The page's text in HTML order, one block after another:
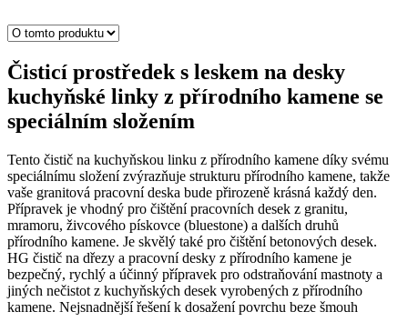
Čisticí prostředek s leskem na desky
kuchyňské linky z přírodního kamene se
speciálním složením
Tento čistič na kuchyňskou linku z přírodního kamene díky svému
speciálnímu složení zvýrazňuje strukturu přírodního kamene, takže
vaše granitová pracovní deska bude přirozeně krásná každý den.
Přípravek je vhodný pro čištění pracovních desek z granitu,
mramoru, živcového pískovce (bluestone) a dalších druhů
přírodního kamene. Je skvělý také pro čištění betonových desek.
HG čistič na dřezy a pracovní desky z přírodního kamene je
bezpečný, rychlý a účinný přípravek pro odstraňování mastnoty a
jiných nečistot z kuchyňských desek vyrobených z přírodního
kamene. Nejsnadnější řešení k dosažení povrchu beze šmouh